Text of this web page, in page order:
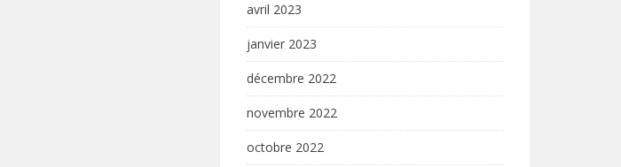
avril 2023
janvier 2023
décembre 2022
novembre 2022
octobre 2022